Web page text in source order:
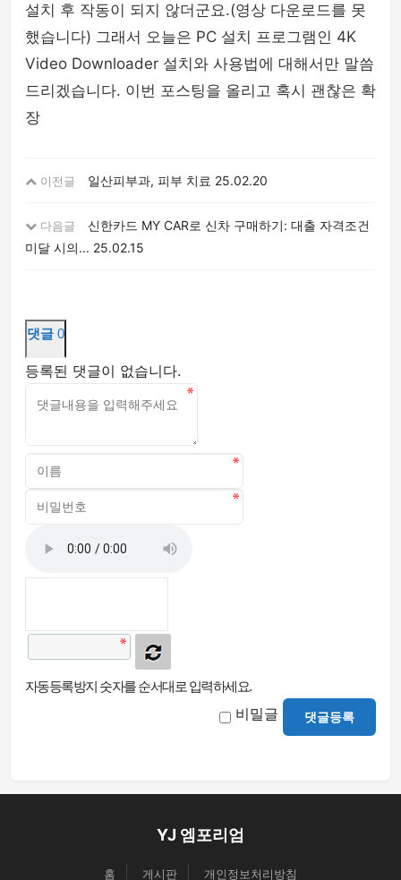
설치 후 작동이 되지 않더군요.(영상 다운로드를 못
했습니다) 그래서 오늘은 PC 설치 프로그램인 4K
Video Downloader 설치와 사용법에 대해서만 말씀
드리겠습니다. 이번 포스팅을 올리고 혹시 괜찮은 확
장
이전글 일산피부과, 피부 치료 25.02.20
다음글
신한카드 MY CAR로 신차 구매하기: 대출 자격조건
미달 시의... 25.02.15
댓글 0
등록된 댓글이 없습니다.
자동등록방지 숫자를 순서대로 입력하세요.
비밀글 댓글등록
YJ 엠포리엄
홈 게시판 개인정보처리방침